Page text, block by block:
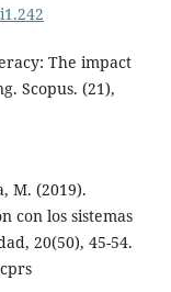
The impact
Scopus. (21),
M. (2019).
con los sistemas
20(50), 45-54.